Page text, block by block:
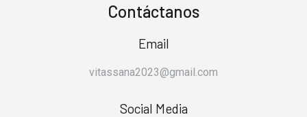
Contáctanos
Email
vitassana2023@gmail.com
Social Media